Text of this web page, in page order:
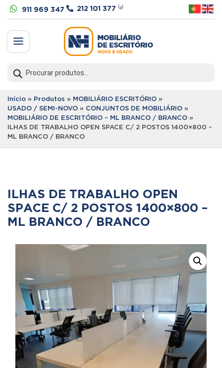
 911 969 347  212 101 377 ⁽ᵃ⁾
a
search
Início » Produtos » MOBILIÁRIO ESCRITÓRIO »
USADO / SEMI-NOVO » CONJUNTOS DE MOBILIÁRIO »
MOBILIÁRIO DE ESCRITÓRIO – ML BRANCO / BRANCO »
ILHAS DE TRABALHO OPEN SPACE C/ 2 POSTOS 1400×800 –
ML BRANCO / BRANCO
ILHAS DE TRABALHO OPEN
SPACE C/ 2 POSTOS 1400×800 –
ML BRANCO / BRANCO